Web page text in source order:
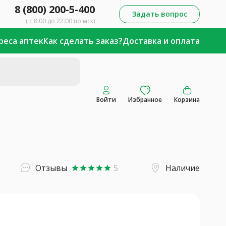
8 (800) 200-5-400
( с 8:00 до 22:00 по мск)
Задать вопрос
аптекКак сделать заказ?Доставка и оплата
Войти Избранное Корзина
Отзывы starstarstarstarstar 5 Наличие